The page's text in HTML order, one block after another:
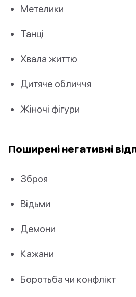
Метелики
Танці
Хвала життю
Дитяче обличчя
Жіночі фігури
Поширені негативні
Зброя
Відьми
Демони
Кажани
Боротьба чи конфлікт